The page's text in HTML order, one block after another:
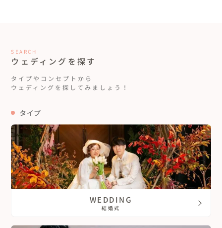
SEARCH
ウェディングを探す
タイプやコンセプトから
ウェディングを探してみましょう！
タイプ
WEDDING
結婚式